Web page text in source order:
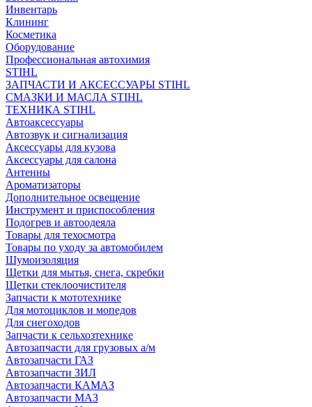
Инвентарь
Клининг
Косметика
Оборудование
Профессиональная автохимия
STIHL
ЗАПЧАСТИ И АКСЕССУАРЫ STIHL
СМАЗКИ И МАСЛА STIHL
ТЕХНИКА STIHL
Автоаксессуары
Автозвук и сигнализация
Аксессуары для кузова
Аксессуары для салона
Антенны
Ароматизаторы
Дополнительное освещение
Инструмент и приспособления
Подогрев и автоодеяла
Товары для техосмотра
Товары по уходу за автомобилем
Шумоизоляция
Щетки для мытья, снега, скребки
Щетки стеклоочистителя
Запчасти к мототехнике
Для мотоциклов и мопедов
Для снегоходов
Запчасти к сельхозтехнике
Автозапчасти для грузовых а/м
Автозапчасти ГАЗ
Автозапчасти ЗИЛ
Автозапчасти КАМАЗ
Автозапчасти МАЗ